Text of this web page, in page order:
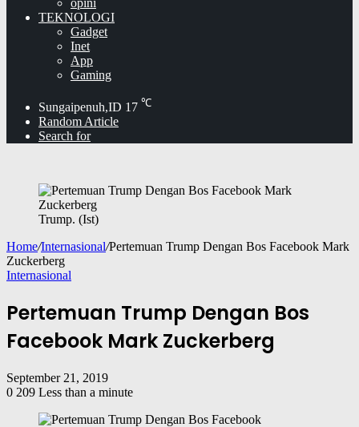
opini
TEKNOLOGI
Gadget
Inet
App
Gaming
Sungaipenuh,ID 17 ℃
Random Article
Search for
Trump. (Ist)
Home/Internasional/Pertemuan Trump Dengan Bos Facebook Mark
Zuckerberg
Internasional
Pertemuan Trump Dengan Bos
Facebook Mark Zuckerberg
September 21, 2019
0 209 Less than a minute